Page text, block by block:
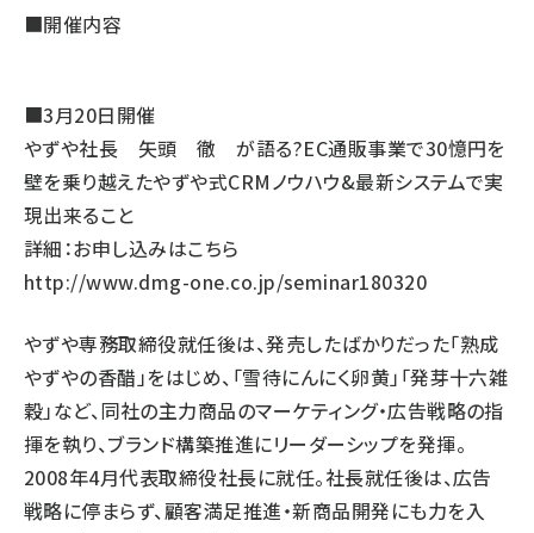
■開催内容
■3月20日開催
やずや社長 矢頭 徹 が語る?EC通販事業で30憶円を
壁を乗り越えたやずや式CRMノウハウ&最新システムで実
現出来ること
詳細：お申し込みはこちら
http://www.dmg-one.co.jp/seminar180320
やずや専務取締役就任後は、発売したばかりだった「熟成
やずやの香醋」をはじめ、「雪待にんにく卵黄」「発芽十六雑
穀」など、同社の主力商品のマーケティング・広告戦略の指
揮を執り、ブランド構築推進にリーダーシップを発揮。
2008年4月代表取締役社長に就任。社長就任後は、広告
戦略に停まらず、顧客満足推進・新商品開発にも力を入